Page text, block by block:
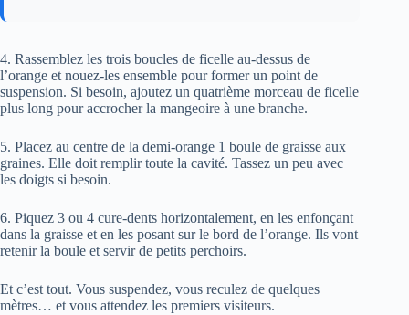
4. Rassemblez les trois boucles de ficelle au-dessus de
l’orange et nouez-les ensemble pour former un point de
suspension. Si besoin, ajoutez un quatrième morceau de ficelle
plus long pour accrocher la mangeoire à une branche.
5. Placez au centre de la demi-orange 1 boule de graisse aux
graines. Elle doit remplir toute la cavité. Tassez un peu avec
les doigts si besoin.
6. Piquez 3 ou 4 cure-dents horizontalement, en les enfonçant
dans la graisse et en les posant sur le bord de l’orange. Ils vont
retenir la boule et servir de petits perchoirs.
Et c’est tout. Vous suspendez, vous reculez de quelques
mètres… et vous attendez les premiers visiteurs.